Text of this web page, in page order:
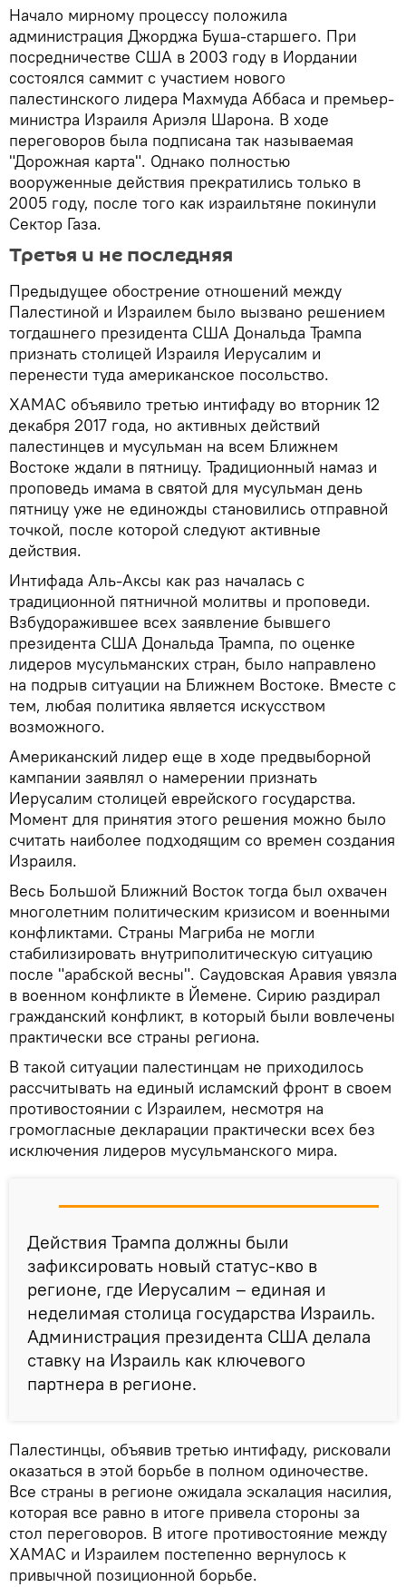
Начало мирному процессу положила
администрация Джорджа Буша-старшего. При
посредничестве США в 2003 году в Иордании
состоялся саммит с участием нового
палестинского лидера Махмуда Аббаса и премьер-
министра Израиля Ариэля Шарона. В ходе
переговоров была подписана так называемая
"Дорожная карта". Однако полностью
вооруженные действия прекратились только в
2005 году, после того как израильтяне покинули
Сектор Газа.
Третья и не последняя
Предыдущее обострение отношений между
Палестиной и Израилем было вызвано решением
тогдашнего президента США Дональда Трампа
признать столицей Израиля Иерусалим и
перенести туда американское посольство.
ХАМАС объявило третью интифаду во вторник 12
декабря 2017 года, но активных действий
палестинцев и мусульман на всем Ближнем
Востоке ждали в пятницу. Традиционный намаз и
проповедь имама в святой для мусульман день
пятницу уже не единожды становились отправной
точкой, после которой следуют активные
действия.
Интифада Аль-Аксы как раз началась с
традиционной пятничной молитвы и проповеди.
Взбудоражившее всех заявление бывшего
президента США Дональда Трампа, по оценке
лидеров мусульманских стран, было направлено
на подрыв ситуации на Ближнем Востоке. Вместе с
тем, любая политика является искусством
возможного.
Американский лидер еще в ходе предвыборной
кампании заявлял о намерении признать
Иерусалим столицей еврейского государства.
Момент для принятия этого решения можно было
считать наиболее подходящим со времен создания
Израиля.
Весь Большой Ближний Восток тогда был охвачен
многолетним политическим кризисом и военными
конфликтами. Страны Магриба не могли
стабилизировать внутриполитическую ситуацию
после "арабской весны". Саудовская Аравия увязла
в военном конфликте в Йемене. Сирию раздирал
гражданский конфликт, в который были вовлечены
практически все страны региона.
В такой ситуации палестинцам не приходилось
рассчитывать на единый исламский фронт в своем
противостоянии с Израилем, несмотря на
громогласные декларации практически всех без
исключения лидеров мусульманского мира.
Действия Трампа должны были
зафиксировать новый статус-кво в
регионе, где Иерусалим – единая и
неделимая столица государства Израиль.
Администрация президента США делала
ставку на Израиль как ключевого
партнера в регионе.
Палестинцы, объявив третью интифаду, рисковали
оказаться в этой борьбе в полном одиночестве.
Все страны в регионе ожидала эскалация насилия,
которая все равно в итоге привела стороны за
стол переговоров. В итоге противостояние между
ХАМАС и Израилем постепенно вернулось к
привычной позиционной борьбе.